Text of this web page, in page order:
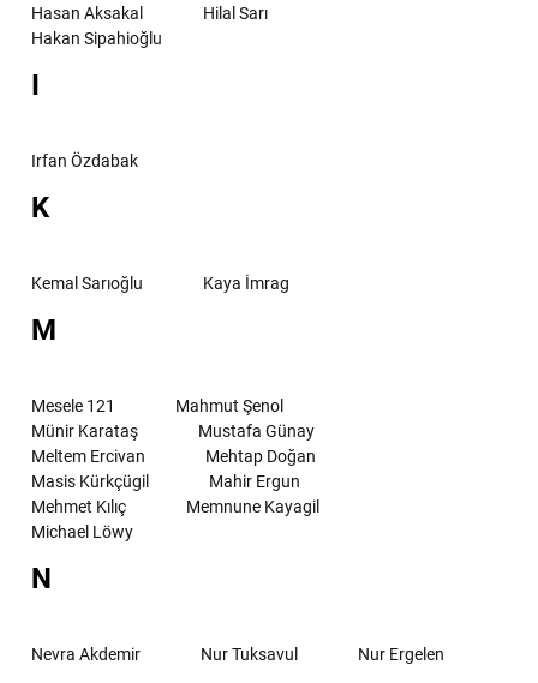
Hasan Aksakal
Hilal Sarı
Hakan Sipahioğlu
I
Irfan Özdabak
K
Kemal Sarıoğlu Kaya İmrag
M
Mesele 121
Mahmut Şenol
Münir Karataş
Mustafa Günay
Meltem Ercivan
Mehtap Doğan
Masis Kürkçügil
Mahir Ergun
Mehmet Kılıç
Memnune Kayagil
Michael Löwy
N
Nevra Akdemir Nur Tuksavul Nur Ergelen